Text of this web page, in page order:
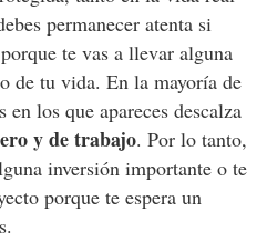
permanecer atenta si
te vas a llevar alguna
de tu vida. En la mayoría de
en los que apareces descalza
y de trabajo. Por lo tanto,
inversión importante o te
porque te espera un